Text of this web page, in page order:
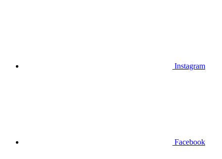
Instagram
Facebook